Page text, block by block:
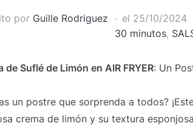
por Guille Rodriguez el 25/10/2024
30 minutos,
de Suflé de Limón en AIR FRYER: Un
un postre que sorprenda a todos?
crema de limón y su textura